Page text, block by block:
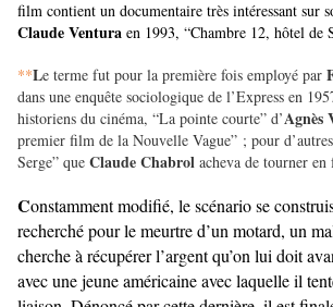
film contient un documentaire très intéressant sur
Claude Ventura en 1993, “Chambre 12, hôtel de
**Le terme fut pour la première fois employé par
dans une enquête sociologique de l’Express en
historiens du cinéma, “La pointe courte” d’Agnès
premier film de la Nouvelle Vague” ; pour
Serge” que Claude Chabrol acheva de tourner
Constamment modifié, le scénario se
recherché pour le meurtre d’un motard, un
cherche à récupérer l’argent qu’on lui doit
avec une jeune américaine avec laquelle il